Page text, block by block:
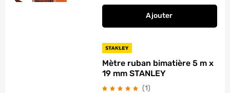
Ajouter
Mètre compact 3 x
Mètre ruban bimatière 5 m x
19 mm STANLEY
(1)